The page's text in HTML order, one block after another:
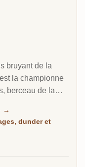
bruyant de la
la championne
berceau de la
sur RumX.
n'a presque pas
de moisissures
→
dunder et